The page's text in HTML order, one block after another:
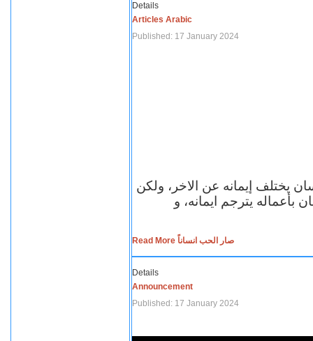
Details
Articles Arabic
Published: 17 January 2024
يختلف إيمانه عن الاخر، ولكن
بأعماله يترجم ايمانه، و
Read More صار الحب انساناً
Details
Announcement
Published: 17 January 2024